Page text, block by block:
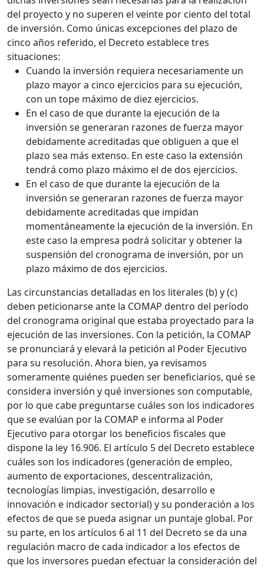
del proyecto y no superen el veinte por ciento del total
de inversión. Como únicas excepciones del plazo de
cinco años referido, el Decreto establece tres
situaciones:
Cuando la inversión requiera necesariamente un
plazo mayor a cinco ejercicios para su ejecución,
con un tope máximo de diez ejercicios.
En el caso de que durante la ejecución de la
inversión se generaran razones de fuerza mayor
debidamente acreditadas que obliguen a que el
plazo sea más extenso. En este caso la extensión
tendrá como plazo máximo el de dos ejercicios.
En el caso de que durante la ejecución de la
inversión se generaran razones de fuerza mayor
debidamente acreditadas que impidan
momentáneamente la ejecución de la inversión. En
este caso la empresa podrá solicitar y obtener la
suspensión del cronograma de inversión, por un
plazo máximo de dos ejercicios.
Las circunstancias detalladas en los literales (b) y (c)
deben peticionarse ante la COMAP dentro del período
del cronograma original que estaba proyectado para la
ejecución de las inversiones. Con la petición, la COMAP
se pronunciará y elevará la petición al Poder Ejecutivo
para su resolución. Ahora bien, ya revisamos
someramente quiénes pueden ser beneficiarios, qué se
considera inversión y qué inversiones son computable,
por lo que cabe preguntarse cuáles son los indicadores
que se evalúan por la COMAP e informa al Poder
Ejecutivo para otorgar los beneficios fiscales que
dispone la ley 16.906. El artículo 5 del Decreto establece
cuáles son los indicadores (generación de empleo,
aumento de exportaciones, descentralización,
tecnologías limpias, investigación, desarrollo e
innovación e indicador sectorial) y su ponderación a los
efectos de que se pueda asignar un puntaje global. Por
su parte, en los artículos 6 al 11 del Decreto se da una
regulación macro de cada indicador a los efectos de
que los inversores puedan efectuar la consideración del